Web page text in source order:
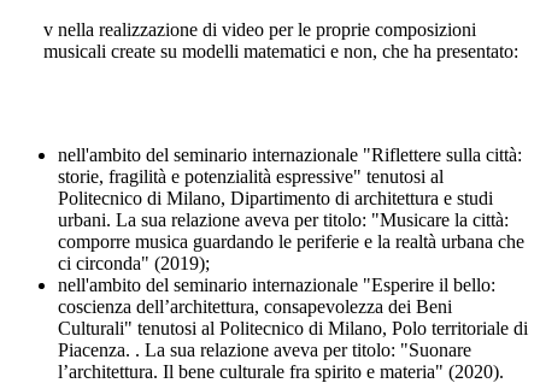
v nella realizzazione di video per le proprie composizioni
musicali create su modelli matematici e non, che ha presentato:
nell'ambito del seminario internazionale "Riflettere sulla città:
storie, fragilità e potenzialità espressive" tenutosi al
Politecnico di Milano, Dipartimento di architettura e studi
urbani. La sua relazione aveva per titolo: "Musicare la città:
comporre musica guardando le periferie e la realtà urbana che
ci circonda" (2019);
nell'ambito del seminario internazionale "Esperire il bello:
coscienza dell’architettura, consapevolezza dei Beni
Culturali" tenutosi al Politecnico di Milano, Polo territoriale di
Piacenza. . La sua relazione aveva per titolo: "Suonare
l’architettura. Il bene culturale fra spirito e materia" (2020).